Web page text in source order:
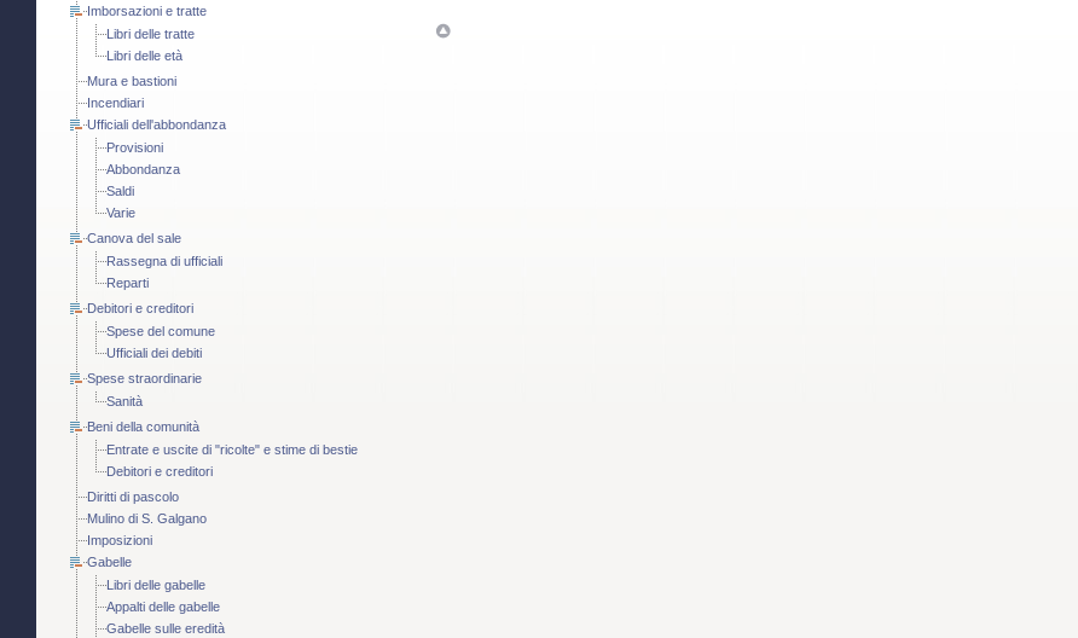
Imborsazioni e tratte
Libri delle tratte
Libri delle età
Mura e bastioni
Incendiari
Ufficiali dell'abbondanza
Provisioni
Abbondanza
Saldi
Varie
Canova del sale
Rassegna di ufficiali
Reparti
Debitori e creditori
Spese del comune
Ufficiali dei debiti
Spese straordinarie
Sanità
Beni della comunità
Entrate e uscite di "ricolte" e stime di bestie
Debitori e creditori
Diritti di pascolo
Mulino di S. Galgano
Imposizioni
Gabelle
Libri delle gabelle
Appalti delle gabelle
Gabelle sulle eredità